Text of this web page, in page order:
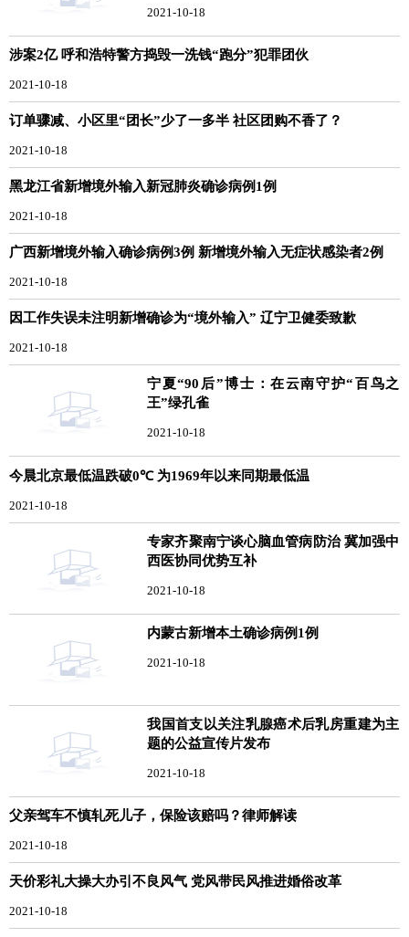
2021-10-18
涉案2亿 呼和浩特警方捣毁一洗钱“跑分”犯罪团伙
2021-10-18
订单骤减、小区里“团长”少了一多半 社区团购不香了？
2021-10-18
黑龙江省新增境外输入新冠肺炎确诊病例1例
2021-10-18
广西新增境外输入确诊病例3例 新增境外输入无症状感染者2例
2021-10-18
因工作失误未注明新增确诊为“境外输入” 辽宁卫健委致歉
2021-10-18
宁夏“90后”博士：在云南守护“百鸟之
王”绿孔雀
2021-10-18
今晨北京最低温跌破0℃ 为1969年以来同期最低温
2021-10-18
专家齐聚南宁谈心脑血管病防治 冀加强中
西医协同优势互补
2021-10-18
内蒙古新增本土确诊病例1例
2021-10-18
我国首支以关注乳腺癌术后乳房重建为主
题的公益宣传片发布
2021-10-18
父亲驾车不慎轧死儿子，保险该赔吗？律师解读
2021-10-18
天价彩礼大操大办引不良风气 党风带民风推进婚俗改革
2021-10-18